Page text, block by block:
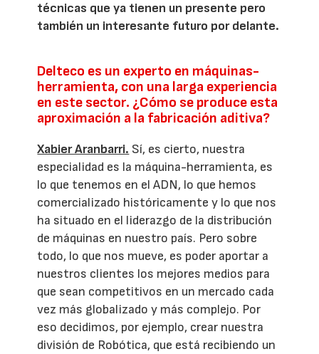
técnicas que ya tienen un presente pero
también un interesante futuro por delante.
Delteco es un experto en máquinas-
herramienta, con una larga experiencia
en este sector. ¿Cómo se produce esta
aproximación a la fabricación aditiva?
Xabier Aranbarri. Sí, es cierto, nuestra
especialidad es la máquina-herramienta, es
lo que tenemos en el ADN, lo que hemos
comercializado históricamente y lo que nos
ha situado en el liderazgo de la distribución
de máquinas en nuestro país. Pero sobre
todo, lo que nos mueve, es poder aportar a
nuestros clientes los mejores medios para
que sean competitivos en un mercado cada
vez más globalizado y más complejo. Por
eso decidimos, por ejemplo, crear nuestra
división de Robótica, que está recibiendo un